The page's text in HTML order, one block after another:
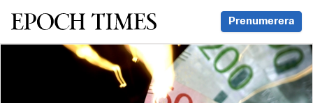
Svenska Epoch Times Prenumerera